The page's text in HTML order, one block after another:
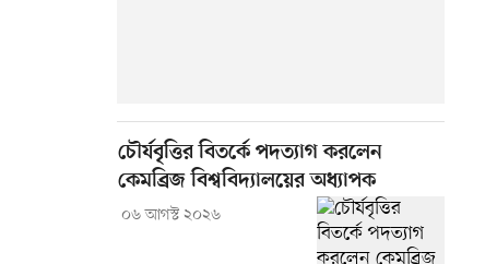
চৌর্যবৃত্তির বিতর্কে পদত্যাগ করলেন
কেমব্রিজ বিশ্ববিদ্যালয়ের অধ্যাপক
০৬ আগস্ট ২০২৬